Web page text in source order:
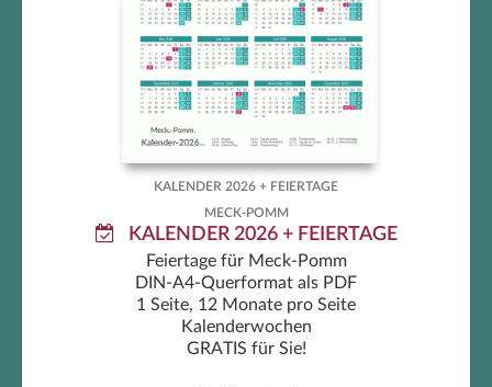
Meck-Pomm Kalender 2026 +
Feiertage
KALENDER 2026 + FEIERTAGE
MECK-POMM
KALENDER 2026 + FEIERTAGE
Feiertage für Meck-Pomm
DIN-A4-Querformat als PDF
1 Seite, 12 Monate pro Seite
Kalenderwochen
GRATIS für Sie!